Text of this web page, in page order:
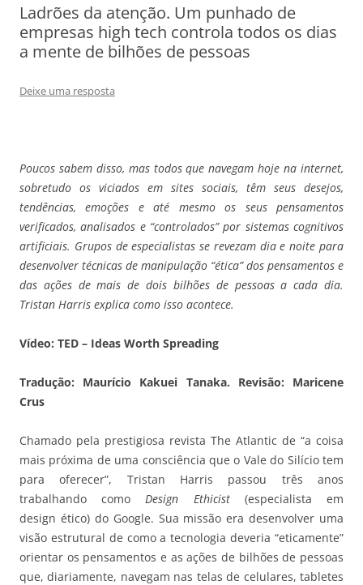
Ladrões da atenção. Um punhado de
empresas high tech controla todos os dias
a mente de bilhões de pessoas
Deixe uma resposta
Poucos sabem disso, mas todos que navegam hoje na internet,
sobretudo os viciados em sites sociais, têm seus desejos,
tendências, emoções e até mesmo os seus pensamentos
verificados, analisados e “controlados” por sistemas cognitivos
artificiais. Grupos de especialistas se revezam dia e noite para
desenvolver técnicas de manipulação “ética” dos pensamentos e
das ações de mais de dois bilhões de pessoas a cada dia.
Tristan Harris explica como isso acontece.
Vídeo: TED – Ideas Worth Spreading
Tradução: Maurício Kakuei Tanaka. Revisão: Maricene
Crus
Chamado pela prestigiosa revista The Atlantic de “a coisa
mais próxima de uma consciência que o Vale do Silício tem
para oferecer”, Tristan Harris passou três anos
trabalhando comoDesign Ethicist(especialista em
design ético) do Google. Sua missão era desenvolver uma
visão estrutural de como a tecnologia deveria “eticamente”
orientar os pensamentos e as ações de bilhões de pessoas
que, diariamente, navegam nas telas de celulares, tabletes